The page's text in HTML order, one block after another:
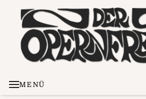
MENÜ